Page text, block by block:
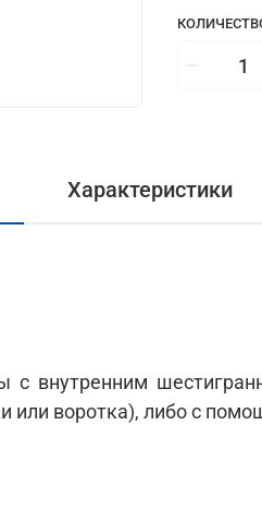
Характеристики
с внутренним
или воротка), либо с